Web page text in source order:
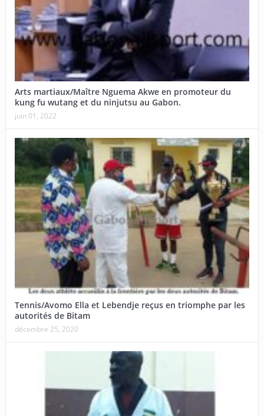
Arts martiaux/Maître Nguema Akwe en promoteur du
kung fu wutang et du ninjutsu au Gabon.
juin 01, 2022
Tennis/Avomo Ella et Lebendje reçus en triomphe par les
autorités de Bitam
décembre 25, 2020